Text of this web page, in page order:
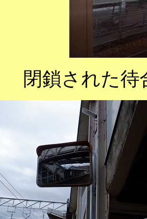
閉鎖された待